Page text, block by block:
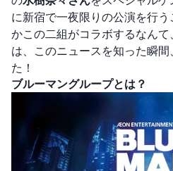
に新宿で一夜限りの公演を行
かこの二組がコラボするなん
は、このニュースを知った瞬
た！
ブルーマングループとは？